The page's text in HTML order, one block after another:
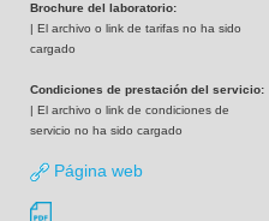
Brochure del laboratorio:
| El archivo o link de tarifas no ha sido
cargado
Condiciones de prestación del servicio:
| El archivo o link de condiciones de
servicio no ha sido cargado
Página web